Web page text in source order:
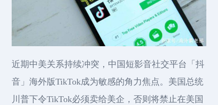
近期中美关系持续冲突，中国短影音社交平台「抖
音」海外版TikTok成为敏感的角力焦点。美国总统
川普下令TikTok必须卖给美企，否则将禁止在美国